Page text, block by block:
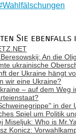
Wahlfälschungen
Sie ebenfalls
An die
ukrainische
der Ukraine hängt
wir eine Ukraine?
– auf dem Weg
in der
Spiel um Politik
Miseljuk: Who is
Konicz: